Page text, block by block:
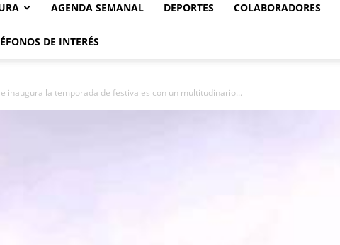
AGENDA SEMANAL DEPORTES COLABORADORES
DE INTERÉS
inaugura la temporada de festivales con un multitudinario...